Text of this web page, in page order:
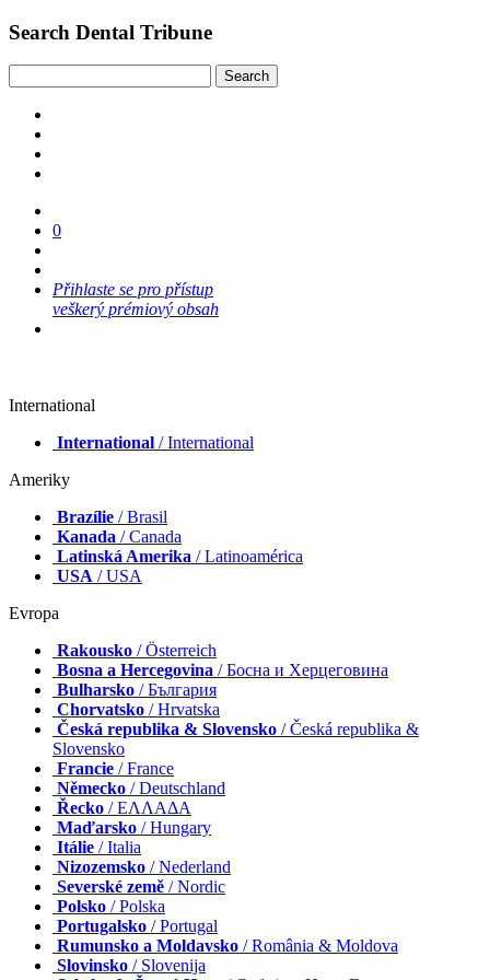
Search Dental Tribune
0
Přihlaste se pro přístup
veškerý prémiový obsah
International
International / International
Ameriky
Brazílie / Brasil
Kanada / Canada
Latinská Amerika / Latinoamérica
USA / USA
Evropa
Rakousko / Österreich
Bosna a Hercegovina / Босна и Херцеговина
Bulharsko / България
Chorvatsko / Hrvatska
Česká republika & Slovensko / Česká republika &
Slovensko
Francie / France
Německo / Deutschland
Řecko / ΕΛΛΑΔΑ
Maďarsko / Hungary
Itálie / Italia
Nizozemsko / Nederland
Severské země / Nordic
Polsko / Polska
Portugalsko / Portugal
Rumunsko a Moldavsko / România & Moldova
Slovinsko / Slovenija